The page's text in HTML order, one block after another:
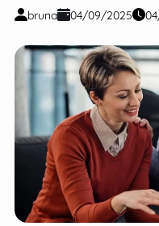
bruna 04/09/2025